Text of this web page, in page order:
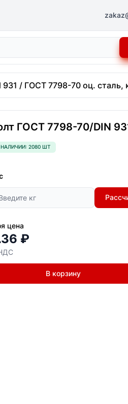
931 / ГОСТ 7798-70 оц. сталь,
ГОСТ 7798-70/DIN
2080 ШТ
цена
₽
В корзину